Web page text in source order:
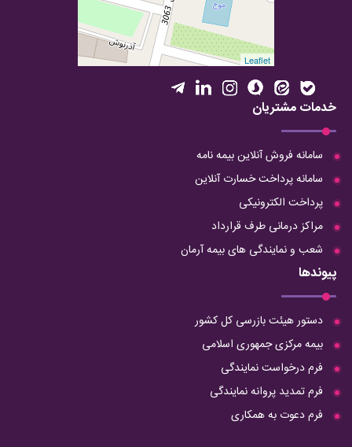
Leaflet
خدمات مشتریان
سامانه فروش آنلاین بیمه نامه
سامانه پرداخت خسارت آنلاین
پرداخت الکترونیکی
مراکز درمانی طرف قرارداد
شعب و نمایندگی های بیمه آرمان
پیوندها
دستور هیئت بازرسی کل کشور
بیمه مرکزی جمهوری اسلامی
فرم درخواست نمایندگی
فرم تمدید پروانه نمایندگی
فرم دعوت به همکاری